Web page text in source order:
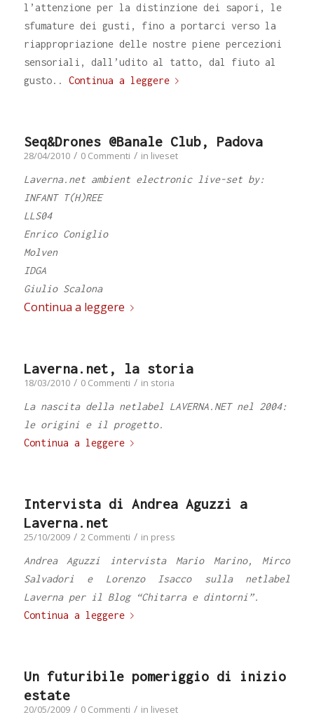
l’attenzione per la distinzione dei sapori, le
sfumature dei gusti, fino a portarci verso la
riappropriazione delle nostre piene percezioni
sensoriali, dall’udito al tatto, dal fiuto al
gusto.. Continua a leggere
Seq&Drones @Banale Club, Padova
28/04/2010 / 0 Commenti / in liveset
Laverna.net ambient electronic live-set by:
INFANT T(H)REE
LLS04
Enrico Coniglio
Molven
IDGA
Giulio Scalona
Continua a leggere
Laverna.net, la storia
18/03/2010 / 0 Commenti / in storia
La nascita della netlabel LAVERNA.NET nel 2004:
le origini e il progetto.
Continua a leggere
Intervista di Andrea Aguzzi a
Laverna.net
25/10/2009 / 2 Commenti / in press
Andrea Aguzzi intervista Mario Marino, Mirco
Salvadori e Lorenzo Isacco sulla netlabel
Laverna per il Blog “Chitarra e dintorni”.
Continua a leggere
Un futuribile pomeriggio di inizio
estate
20/05/2009 / 0 Commenti / in liveset